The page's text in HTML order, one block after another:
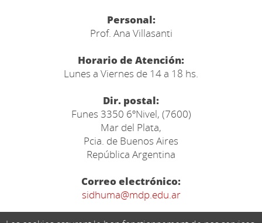
Personal:
Prof. Ana Villasanti
Horario de Atención:
Lunes a Viernes de 14 a 18 hs.
Dir. postal:
Funes 3350 6ºNivel, (7600)
Mar del Plata,
Pcia. de Buenos Aires
República Argentina
Correo electrónico:
sidhuma@mdp.edu.ar